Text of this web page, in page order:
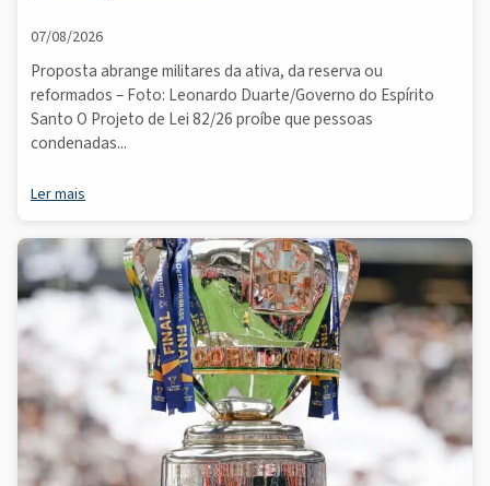
07/08/2026
Proposta abrange militares da ativa, da reserva ou
reformados – Foto: Leonardo Duarte/Governo do Espírito
Santo O Projeto de Lei 82/26 proíbe que pessoas
condenadas...
Ler mais